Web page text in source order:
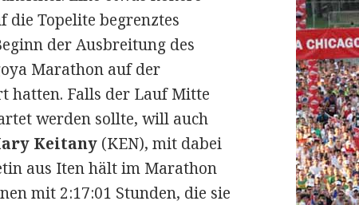
die Topelite begrenztes
der Ausbreitung des
Marathon auf der
hatten. Falls der Lauf Mitte
werden sollte, will auch
Keitany (KEN), mit dabei
aus Iten hält im Marathon
mit 2:17:01 Stunden, die sie